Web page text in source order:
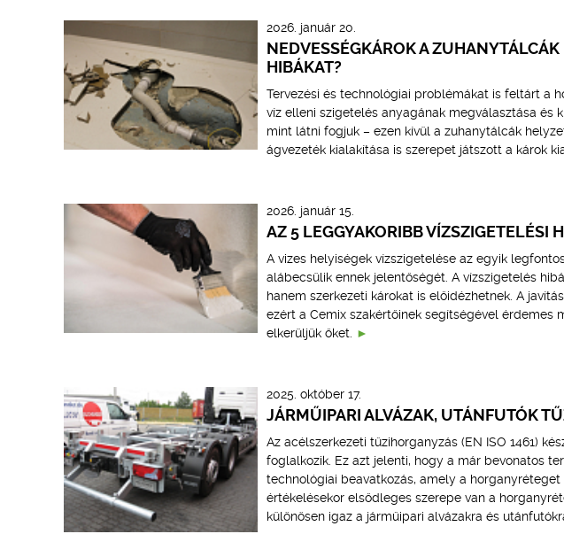
2026. január 20.
NEDVESSÉGKÁROK A
HIBÁKAT?
Tervezési és technológiai problémákat is feltárt a
víz elleni szigetelés anyagának megválasztása és
mint látni fogjuk – ezen kívül a zuhanytálcák
ágvezeték kialakítása is szerepet játszott a károk
2026. január 15.
AZ 5 LEGGYAKORIBB VÍZSZIGETELÉSI
A vizes helyiségek vízszigetelése az egyik
alábecsülik ennek jelentőségét. A vízszigetelés
hanem szerkezeti károkat is előidézhetnek. A
ezért a Cemix szakértőinek segítségével érdemes
elkerüljük őket.
2025. október 17.
JÁRMŰIPARI ALVÁZAK, UTÁNFUTÓK
Az acélszerkezeti tűzihorganyzás (EN ISO 1461)
foglalkozik. Ez azt jelenti, hogy a már bevonatos
technológiai beavatkozás, amely a
értékelésekor elsődleges szerepe van a
különösen igaz a járműipari alvázakra és